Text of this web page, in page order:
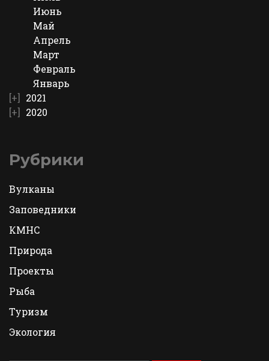
Июнь
Май
Апрель
Март
Февраль
Январь
2021
2020
Рубрики
Вулканы
Заповедники
КМНС
Природа
Проекты
Рыба
Туризм
Экология